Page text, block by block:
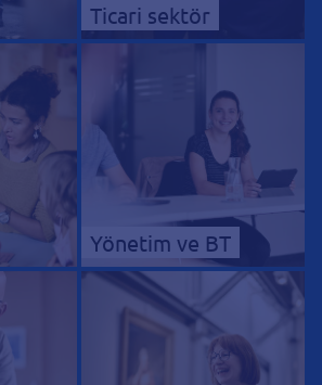
Ticari sektör
Yönetim ve BT